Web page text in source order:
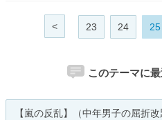
< 23 24 25
このテーマに
【嵐の反乱】（中年男子の屈折改